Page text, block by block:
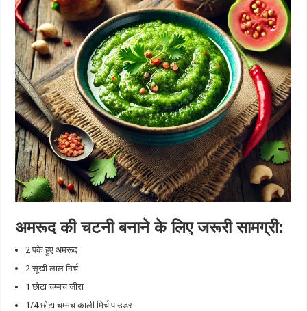
अमरूद की चटनी बनाने के लिए जरूरी सामग्री:
2 पके हुए अमरूद
2 सूखी लाल मिर्च
1 छोटा चम्मच जीरा
1/4 छोटा चम्मच काली मिर्च पाउडर